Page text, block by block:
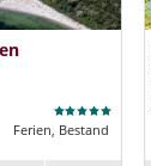
Ferien, Bestand